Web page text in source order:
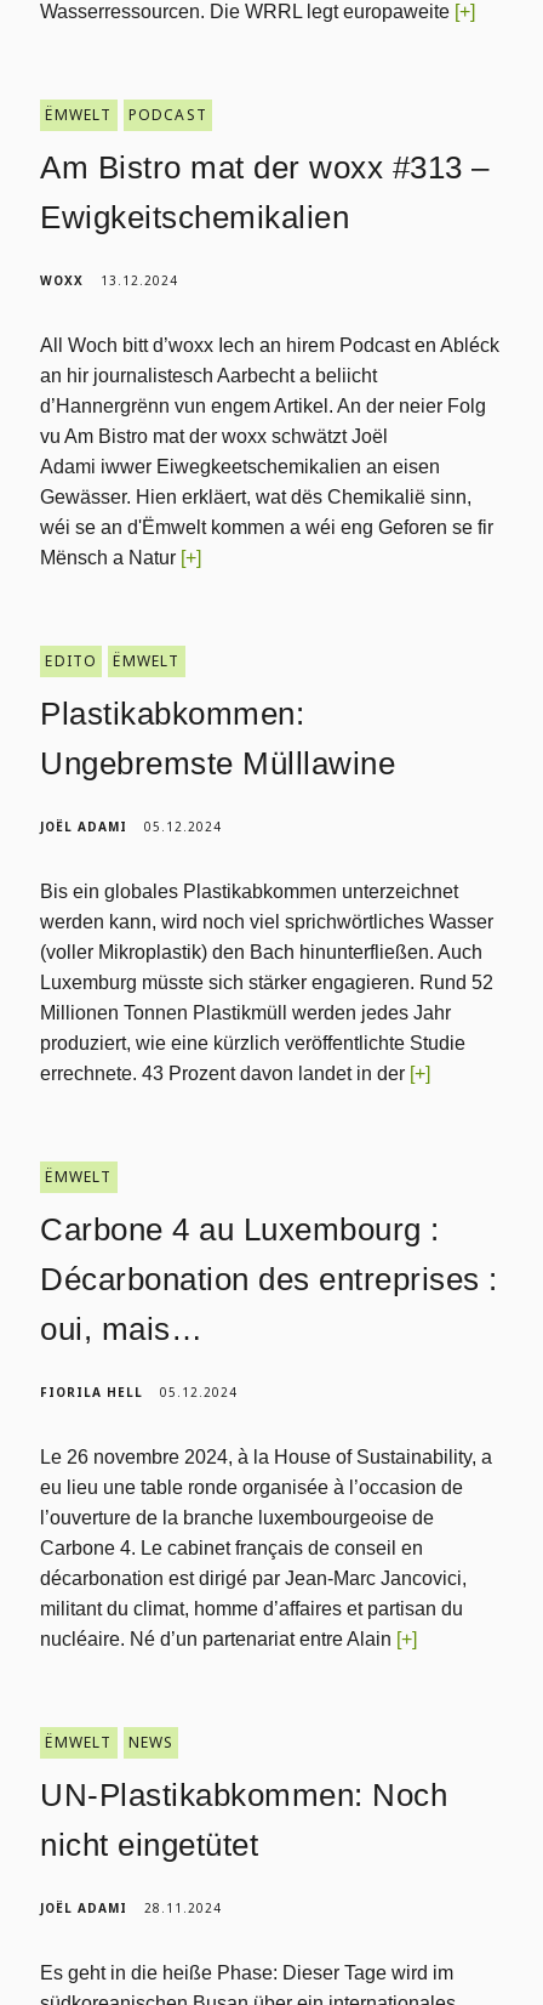
Wasserressourcen. Die WRRL legt europaweite [+]
ËMWELT PODCAST
Am Bistro mat der woxx #313 –
Ewigkeitschemikalien
WOXX 13.12.2024
All Woch bitt d’woxx Iech an hirem Podcast en Abléck
an hir journalistesch Aarbecht a beliicht
d’Hannergrënn vun engem Artikel. An der neier Folg
vu Am Bistro mat der woxx schwätzt Joël
Adami iwwer Eiwegkeetschemikalien an eisen
Gewässer. Hien erkläert, wat dës Chemikalië sinn,
wéi se an d'Ëmwelt kommen a wéi eng Geforen se fir
Mënsch a Natur [+]
EDITO ËMWELT
Plastikabkommen:
Ungebremste Mülllawine
JOËL ADAMI 05.12.2024
Bis ein globales Plastikabkommen unterzeichnet
werden kann, wird noch viel sprichwörtliches Wasser
(voller Mikroplastik) den Bach hinunterfließen. Auch
Luxemburg müsste sich stärker engagieren. Rund 52
Millionen Tonnen Plastikmüll werden jedes Jahr
produziert, wie eine kürzlich veröffentlichte Studie
errechnete. 43 Prozent davon landet in der [+]
ËMWELT
Carbone 4 au Luxembourg :
Décarbonation des entreprises :
oui, mais…
FIORILA HELL 05.12.2024
Le 26 novembre 2024, à la House of Sustainability, a
eu lieu une table ronde organisée à l’occasion de
l’ouverture de la branche luxembourgeoise de
Carbone 4. Le cabinet français de conseil en
décarbonation est dirigé par Jean-Marc Jancovici,
militant du climat, homme d’affaires et partisan du
nucléaire. Né d’un partenariat entre Alain [+]
ËMWELT NEWS
UN-Plastikabkommen: Noch
nicht eingetütet
JOËL ADAMI 28.11.2024
Es geht in die heiße Phase: Dieser Tage wird im